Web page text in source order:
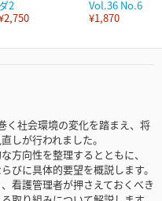
ダ2
Vol.36 No.6
¥1,870
く社会環境の変化を踏まえ、将
しが行われました。
方向性を整理するとともに、
びに具体的要望を概説します。
看護管理者が押さえておくべき